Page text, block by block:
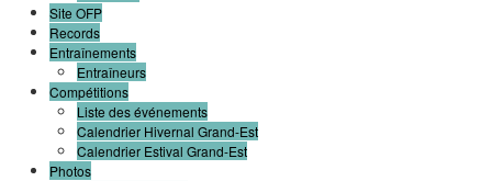
Site OFP
Records
Entraînements
Entraîneurs
Compétitions
Liste des événements
Calendrier Hivernal Grand-Est
Calendrier Estival Grand-Est
Photos